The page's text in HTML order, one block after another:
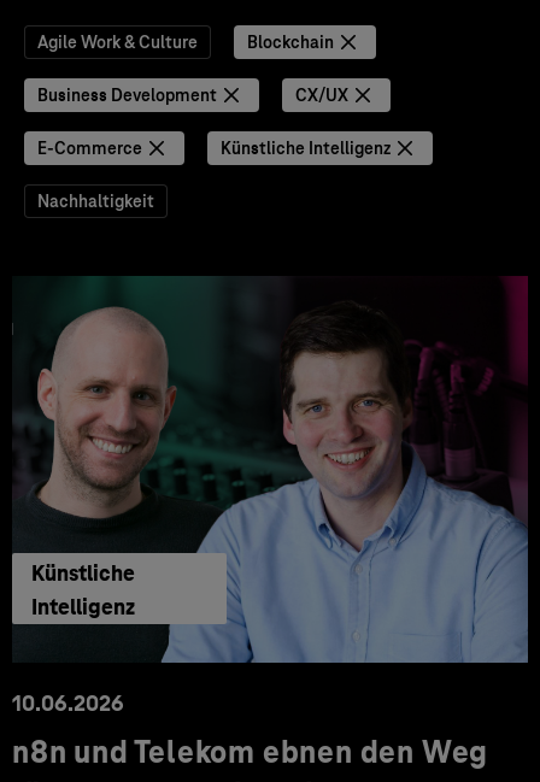
Agile Work & Culture Blockchain
Business Development CX/UX
E-Commerce Künstliche Intelligenz
Nachhaltigkeit
Künstliche
Intelligenz
10.06.2026
n8n und Telekom ebnen den Weg